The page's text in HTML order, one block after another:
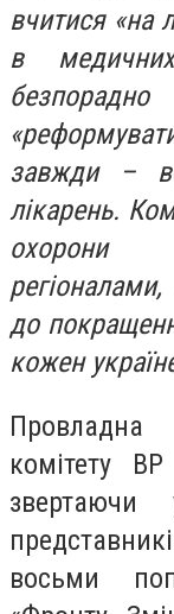
вчитися «на
в
завжди –
лікарень.
охорони
до
кожен
Провладна
комітету
восьми